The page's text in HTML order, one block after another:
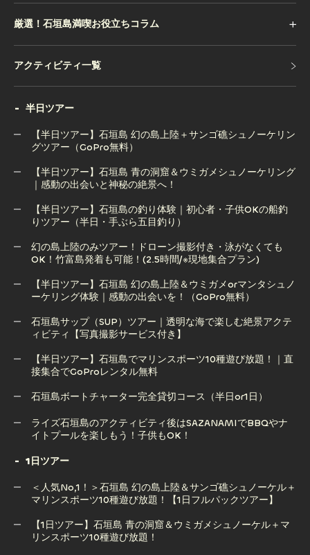
厳選！石垣島満喫お役立ちコラム
アクティビティ一覧
半日ツアー
【半日ツアー】石垣島 幻の島上陸＋サンゴ礁シュノーケリン
グツアー（GoPro無料）
【半日ツアー】石垣島 幻の島上陸＋サンゴ礁シュノーケリン
グツアー（GoPro無料）
【半日ツアー】石垣島 青の洞窟＆ウミガメシュノーケリング
｜感動の出会いと神秘の絶景へ！
【半日ツアー】石垣島 青の洞窟＆ウミガメシュノーケリング
【半日ツアー】石垣島の釣り体験｜初心者・子供OKの船釣
りツアー（半日・手ぶら五目釣り）
【半日ツアー】石垣島の釣り体験｜初心者・子供OKの船釣
幻の島上陸のみツアー！ドローン撮影付き・泳がなくても
OK！竹富島発着も可能！(2.5時間/※現地集合プラン)
幻の島上陸のみツアー！ドローン撮影付き・泳がなくても
【半日ツアー】石垣島 幻の島上陸＆ウミガメorマンタシュノ
ーケリング体験｜感動の出会いを！（GoPro無料）
【半日ツアー】石垣島 幻の島上陸＆ウミガメorマンタシュノ
石垣島サップ（SUP）ツアー｜透明な海で楽しむ絶景アクテ
ィビティ【写真撮影サービス付き】
石垣島サップ（SUP）ツアー｜透明な海で楽しむ絶景アクテ
【半日ツアー】石垣島でマリンスポーツ10種遊び放題！｜直
接集合でGoProレンタル無料
接集合でGoProレンタル無料
石垣島ボートチャーター完全貸切コース（半日or1日）
石垣島ボートチャーター完全貸切コース（半日or1日）
ライズ石垣島のアクティビティ後はSAZANAMIでBBQやナ
イトプールを楽しもう！子供もOK！
イトプールを楽しもう！子供もOK！
1日ツアー
＜人気No,1！＞石垣島 幻の島上陸＆サンゴ礁シュノーケル＋
マリンスポーツ10種遊び放題！【1日フルパックツアー】
＜人気No,1！＞石垣島 幻の島上陸＆サンゴ礁シュノーケル＋
【1日ツアー】石垣島 青の洞窟＆ウミガメシュノーケル＋マ
リンスポーツ10種遊び放題！